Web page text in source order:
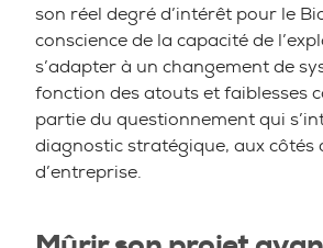
son réel degré d’intérêt pour le
conscience de la capacité de
s’adapter à un changement de
fonction des atouts et faiblesses
partie du questionnement qui
diagnostic stratégique, aux côtés
d’entreprise.